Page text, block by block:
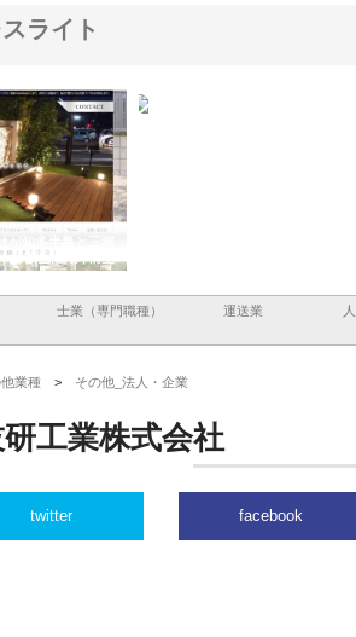
ライト
える理想の外構空
士業（専門職種） 運送業
業種 > その他_法人・企業
工業株式会社
twitter facebook